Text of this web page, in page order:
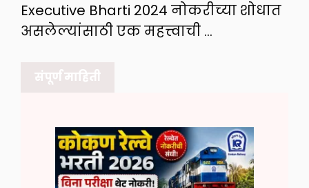
Executive Bharti 2024 नोकरीच्या शोधात
असलेल्यांसाठी एक महत्त्वाची …
संपूर्ण माहिती